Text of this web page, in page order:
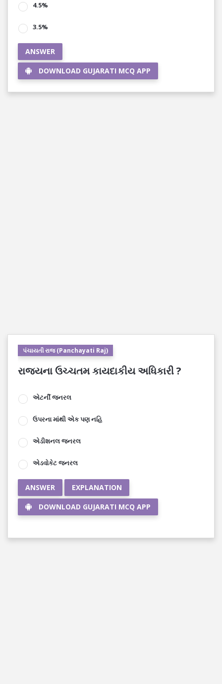
4.5%
3.5%
ANSWER
DOWNLOAD GUJARATI MCQ APP
પંચાયતી રાજ (Panchayati Raj)
રાજ્યના ઉચ્ચતમ કાયદાકીય અધિકારી ?
એટર્ની જનરલ
ઉપરના માંથી એક પણ નહિ
એડીશનલ જનરલ
એડવોકેટ જનરલ
ANSWER EXPLANATION
DOWNLOAD GUJARATI MCQ APP